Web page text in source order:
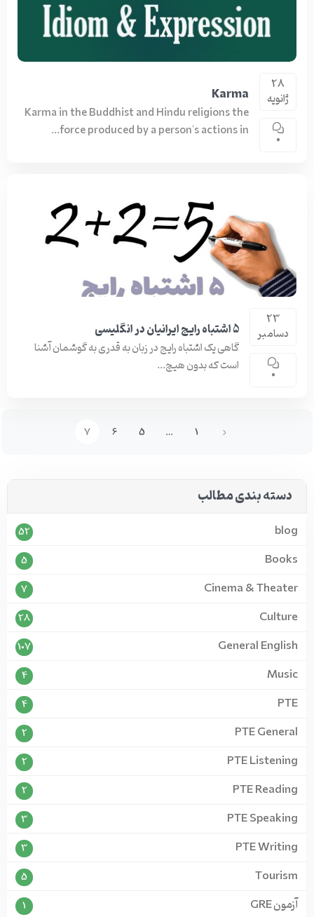
28
ژانویه
0
Karma
Karma in the Buddhist and Hindu religions the
force produced by a person's actions in...
23
دسامبر
0
5 اشتباه رایج ایرانیان در انگلیسی
گاهی یک اشتباه رایج در زبان به قدری به گوشمان آشنا
است که بدون هیچ...
1
…
5
6
7
دسته بندی مطالب
blog
52
Books
5
Cinema & Theater
7
Culture
28
General English
107
Music
4
PTE
4
PTE General
2
PTE Listening
2
PTE Reading
2
PTE Speaking
3
PTE Writing
3
Tourism
5
آزمون GRE 1